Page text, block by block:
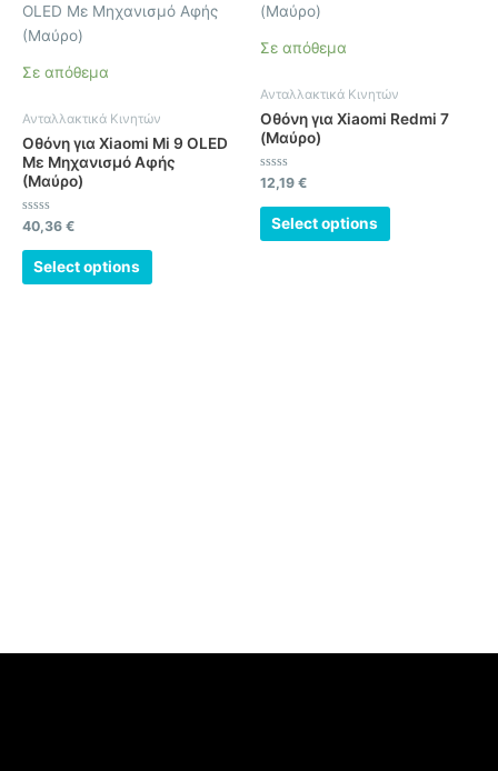
Σε απόθεμα
Ανταλλακτικά Κινητών
Οθόνη για Xiaomi Mi 9 OLED
Με Μηχανισμό Αφής
(Μαύρο)
Βαθμολογήθηκε
0
από
40,36 €
Select options
Σε απόθεμα
Ανταλλακτικά Κινητών
Οθόνη για Xiaomi Redmi 7
(Μαύρο)
Βαθμολογήθηκε
0
από
12,19 €
Select options